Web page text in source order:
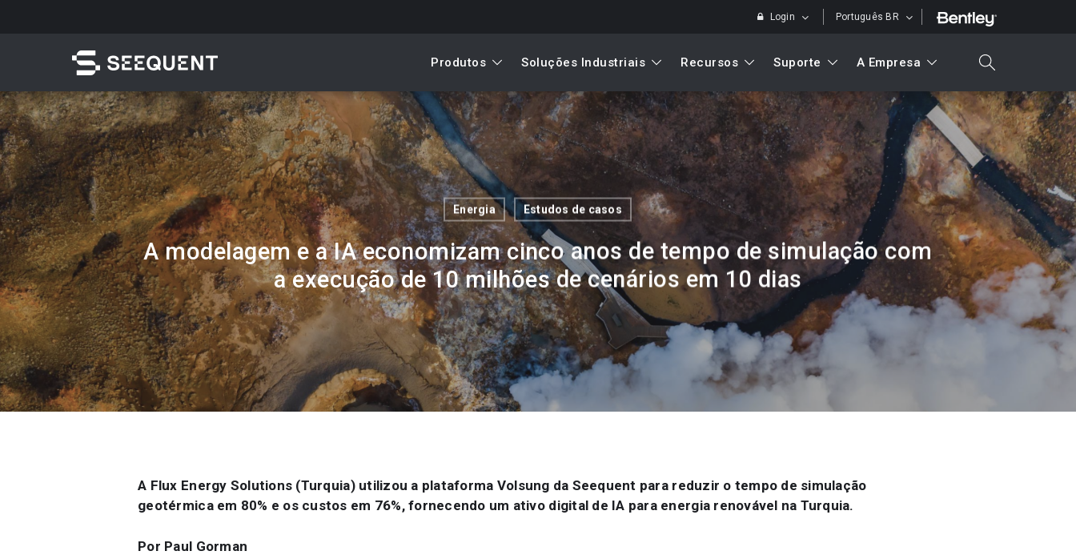
Login Português BR
Pesquisar
Pesquisar
Acesso rápido a
Entre em contato conosco Soluções da Seequent para dados de geociências
Comunidade Redação
Produtos Soluções Industriais Recursos Suporte A Empresa
search
Energia Estudos de casos
A modelagem e a IA economizam cinco anos de tempo de simulação com
a execução de 10 milhões de cenários em 10 dias
A Flux Energy Solutions (Turquia) utilizou a plataforma Volsung da Seequent para reduzir o tempo de simulação
geotérmica em 80% e os custos em 76%, fornecendo um ativo digital de IA para energia renovável na Turquia.
Por Paul Gorman